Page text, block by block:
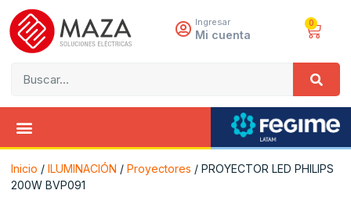
Ingresar
Mi cuenta
0
Inicio / ILUMINACIÓN / Proyectores / PROYECTOR LED PHILIPS
200W BVP091